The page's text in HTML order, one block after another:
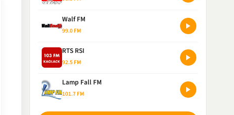
Walf FM
99.0 FM
RTS RSI
92.5 FM
Lamp Fall FM
101.7 FM